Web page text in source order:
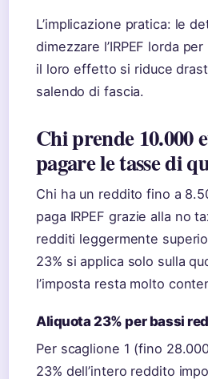
L’implicazione pratica: le
dimezzare l’IRPEF lorda
il loro effetto si riduce
salendo di fascia.
Chi prende 10.000
pagare le tasse di
Chi ha un reddito fino a
paga IRPEF grazie alla no
redditi leggermente
23% si applica solo sulla
l’imposta resta molto
Aliquota 23% per bassi
Per scaglione 1 (fino
23% dell’intero reddito